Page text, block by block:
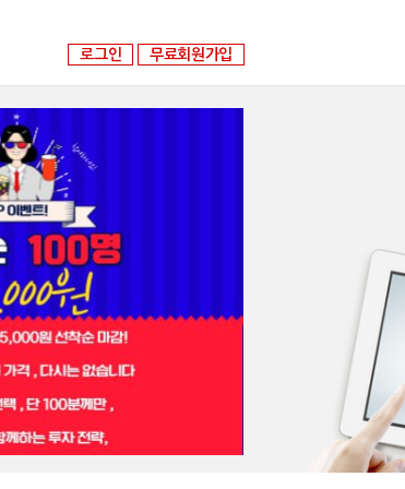
로그인 무료회원가입